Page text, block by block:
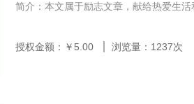
简介：本文属于励志文章，献给热爱生活
授权金额：￥ 5.00 浏览量： 1237次